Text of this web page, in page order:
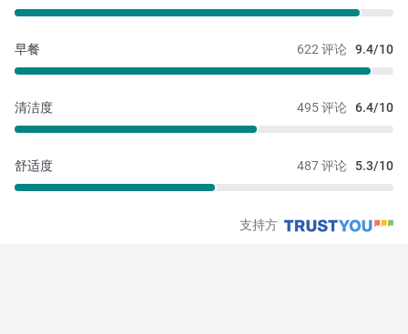
622 评论 9.4/10
早餐
495 评论 6.4/10
清洁度
487 评论 5.3/10
舒适度
支持方